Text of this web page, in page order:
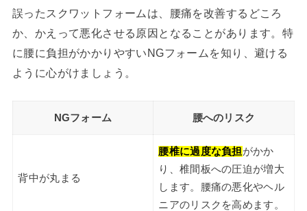
誤ったスクワットフォームは、腰痛を改善するどころ
か、かえって悪化させる原因となることがあります。特
に腰に負担がかかりやすいNGフォームを知り、避ける
ように心がけましょう。
NGフォーム 腰へのリスク
背中が丸まる
腰椎に過度な負担がかか
り、椎間板への圧迫が増大
します。腰痛の悪化やヘル
ニアのリスクを高めます。